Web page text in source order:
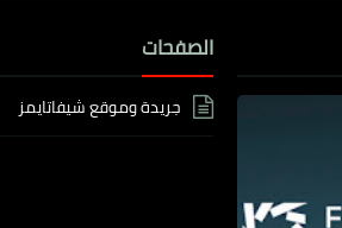
الصفحات
جريدة وموقع شيفاتايمز